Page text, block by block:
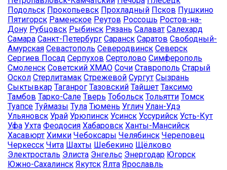
Подольск Прокопьевск Прохладный Псков Пушкино
Пятигорск Раменское Реутов Россошь Ростов-на-
Дону Рубцовск Рыбинск Рязань Салават Салехард
Самара Санкт-Петербург Саранск Саратов Свободный-
Амурская Севастополь Северодвинск Северск
Сергиев Посад Серпухов Сертолово Симферополь
Смоленск Советский ХМАО Сочи Ставрополь Старый
Оскол Стерлитамак Стрежевой Сургут Сызрань
Сыктывкар Таганрог Тазовский Тайшет Таксимо
Тамбов Тарко-Сале Тверь Тобольск Тольятти Томск
Туапсе Туймазы Тула Тюмень Углич Улан-Удэ
Ульяновск Урай Урюпинск Усинск Уссурийск Усть-Кут
Уфа Ухта Феодосия Хабаровск Ханты-Мансийск
Хасавюрт Химки Чебоксары Челябинск Череповец
Черкесск Чита Шахты Шебекино Щёлково
Электросталь Элиста Энгельс Энергодар Югорск
Южно-Сахалинск Якутск Ялта Ярославль